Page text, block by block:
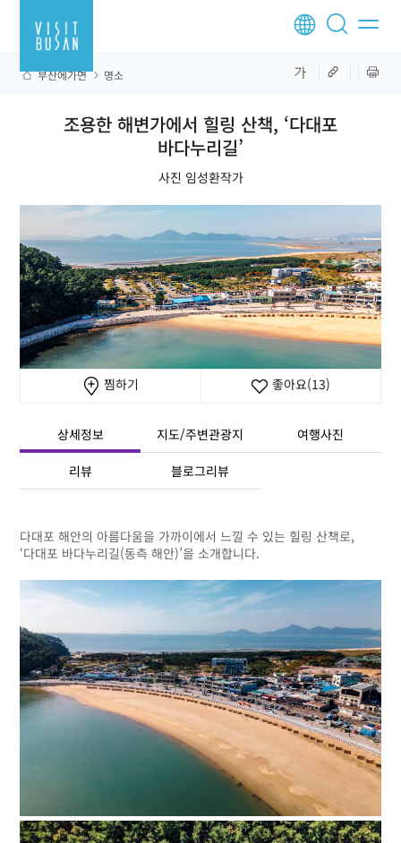
부산에가면 명소
조용한 해변가에서 힐링 산책, ‘다대포
바다누리길’
사진 임성환작가
찜하기 좋아요(13)
상세정보 지도/주변관광지 여행사진
리뷰 블로그리뷰
다대포 해안의 아름다움을 가까이에서 느낄 수 있는 힐링 산책로,
‘다대포 바다누리길(동측 해안)’을 소개합니다.